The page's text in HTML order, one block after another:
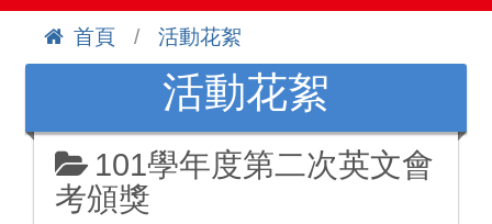
區
首頁
活動花絮
活動花絮
101學年度第二次英文會
考頒獎